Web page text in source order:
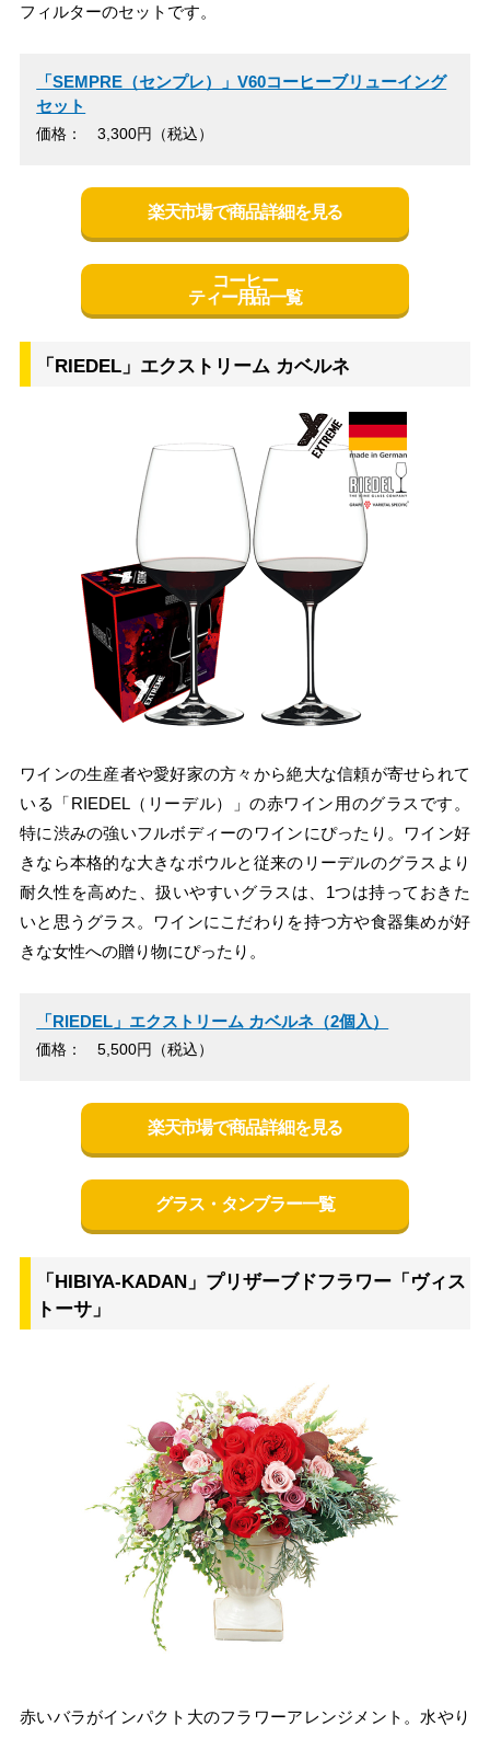
フィルターのセットです。
「SEMPRE（センプレ）」V60コーヒーブリューイング
セット
価格： 3,300円（税込）
楽天市場で商品詳細を見る
コーヒー
ティー用品一覧
「RIEDEL」エクストリーム カベルネ
ワインの生産者や愛好家の方々から絶大な信頼が寄せられて
いる「RIEDEL（リーデル）」の赤ワイン用のグラスです。
特に渋みの強いフルボディーのワインにぴったり。ワイン好
きなら本格的な大きなボウルと従来のリーデルのグラスより
耐久性を高めた、扱いやすいグラスは、1つは持っておきた
いと思うグラス。ワインにこだわりを持つ方や食器集めが好
きな女性への贈り物にぴったり。
「RIEDEL」エクストリーム カベルネ（2個入）
価格： 5,500円（税込）
楽天市場で商品詳細を見る
グラス・タンブラー一覧
「HIBIYA-KADAN」プリザーブドフラワー「ヴィス
トーサ」
赤いバラがインパクト大のフラワーアレンジメント。水やり